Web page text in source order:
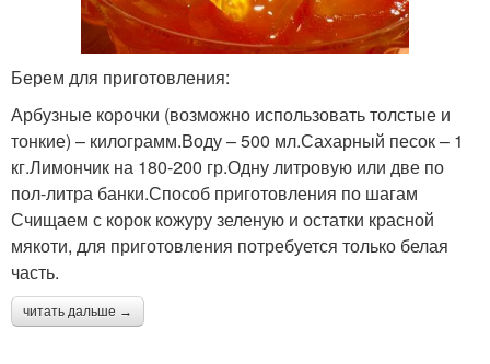
Берем для приготовления:
Арбузные корочки (возможно использовать толстые и
тонкие) – килограмм.Воду – 500 мл.Сахарный песок – 1
кг.Лимончик на 180-200 гр.Одну литровую или две по
пол-литра банки.Способ приготовления по шагам
Счищаем с корок кожуру зеленую и остатки красной
мякоти, для приготовления потребуется только белая
часть.
читать дальше →